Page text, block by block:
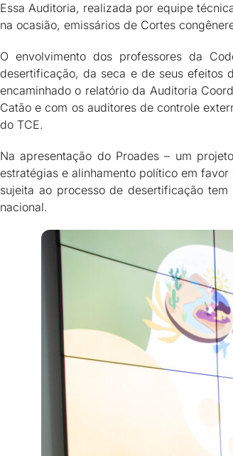
Essa Auditoria, realizada por equipe
na ocasião, emissários de Cortes
O envolvimento dos professores da
desertificação, da seca e de seus efeitos
encaminhado o relatório da Auditoria
Catão e com os auditores de controle
do TCE.
Na apresentação do Proades – um
estratégias e alinhamento político em
sujeita ao processo de desertificação
nacional.